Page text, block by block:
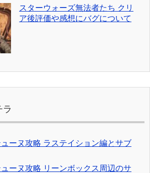
スターウォーズ無法者たち クリ
ア後評価や感想にバグについて
ラ
ーヌ攻略 ラステイション編とサブ
ーヌ攻略 リーンボックス周辺のサ